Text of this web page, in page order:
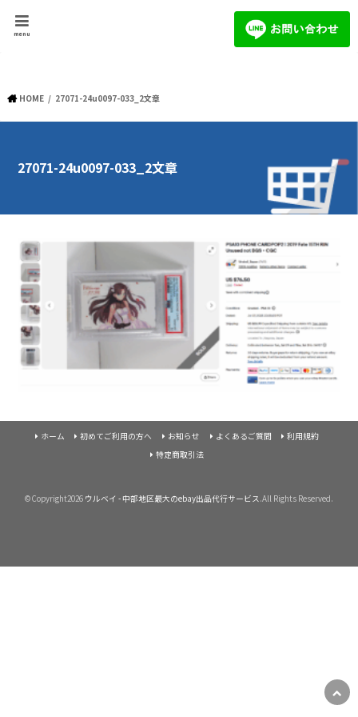
menu
HOME 27071-24u0097-033_2文章
27071-24u0097-033_2文章
ホーム 初めてご利用の方へ お知らせ よくあるご質問
利用規約
特定商取引法
©Copyright2026 ウルベイ - 中部地区最大のebay出品代行サービス.All Rights Reserved.